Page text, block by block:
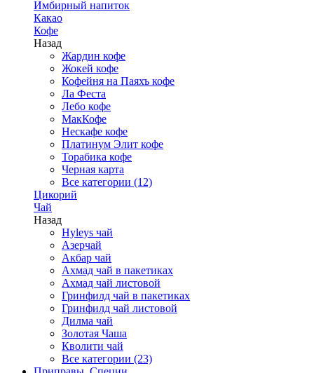
Имбирный напиток
Какао
Кофе
Назад
Жардин кофе
Жокей кофе
Кофейня на Паяхъ кофе
Ла Феста
Лебо кофе
МакКофе
Нескафе кофе
Платинум Элит кофе
Торабика кофе
Черная карта
Все категории (12)
Цикорий
Чай
Назад
Hyleys чай
Азерчай
Акбар чай
Ахмад чай в пакетиках
Ахмад чай листовой
Гринфилд чай в пакетиках
Гринфилд чай листовой
Дилма чай
Золотая Чаша
Кволити чай
Все категории (23)